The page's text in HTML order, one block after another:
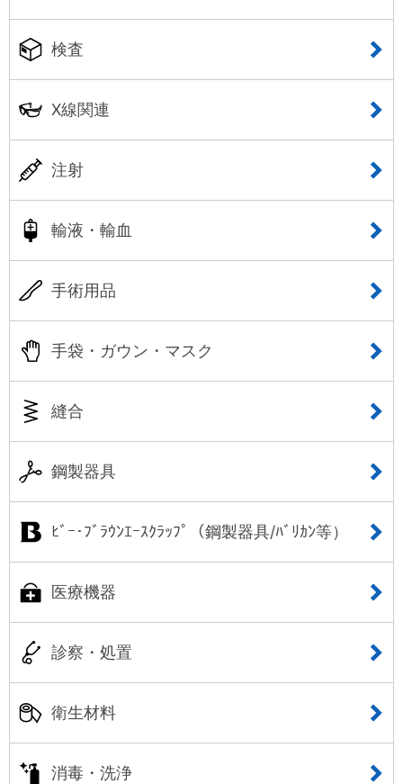
検査
X線関連
注射
輸液・輸血
手術用品
手袋・ガウン・マスク
縫合
鋼製器具
ﾋﾞｰ･ﾌﾞﾗｳﾝｴｰｽｸﾗｯﾌﾟ（鋼製器具/ﾊﾞﾘｶﾝ等）
医療機器
診察・処置
衛生材料
消毒・洗浄